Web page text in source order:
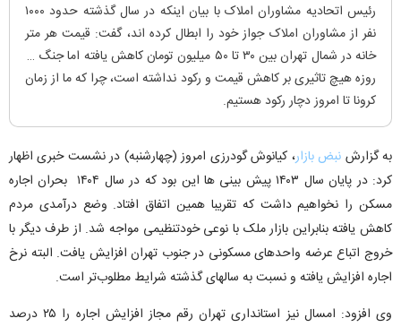
رئیس اتحادیه مشاوران املاک با بیان اینکه در سال گذشته حدود ۱۰۰۰
نفر از مشاوران املاک جواز خود را ابطال کرده اند، گفت: قیمت هر متر
خانه در شمال تهران بین ۳۰ تا ۵۰ میلیون تومان کاهش یافته اما جنگ ۱۲
روزه هیچ تاثیری بر کاهش قیمت و رکود نداشته است، چرا که ما از زمان
کرونا تا امروز دچار رکود هستیم.
به گزارش نبض بازار، کیانوش گودرزی امروز (چهارشنبه) در نشست خبری اظهار
کرد: در پایان سال ۱۴۰۳ پیش بینی ها این بود که در سال ۱۴۰۴ بحران اجاره
مسکن را نخواهیم داشت که تقریبا همین اتفاق افتاد. وضع درآمدی مردم
کاهش یافته بنابراین بازار ملک با نوعی خودتنظیمی مواجه شد. از طرف دیگر با
خروج اتباع عرضه واحدهای مسکونی در جنوب تهران افزایش یافت. البته نرخ
اجاره افزایش یافته و نسبت به سالهای گذشته شرایط مطلوب‌تر است.
وی افزود: امسال نیز استانداری تهران رقم مجاز افزایش اجاره را ۲۵ درصد